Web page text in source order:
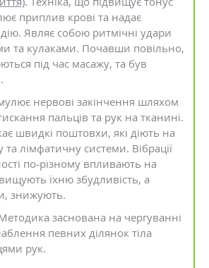
приплив крові та надає
Являє собою ритмічні удари
та кулаками. Почавши повільно,
під час масажу, та був
нервові закінчення шляхом
пальців та рук на тканині.
швидкі поштовхи, які діють на
лімфатичну системи. Вібрації
по-різному впливають на
їхню збудливість, а
знижують.
заснована на чергуванні
певних ділянок тіла
рук.